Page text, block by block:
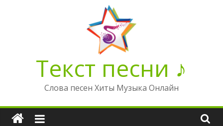
Текст песни ♪
Слова песен Хиты Музыка Онлайн